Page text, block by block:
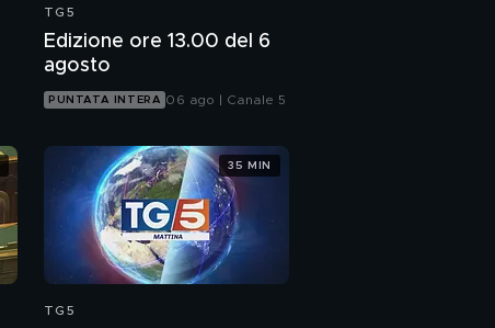
TG5
Edizione ore 13.00 del 6
agosto
PUNTATA INTERA 06 ago | Canale 5
TG5
35 MIN